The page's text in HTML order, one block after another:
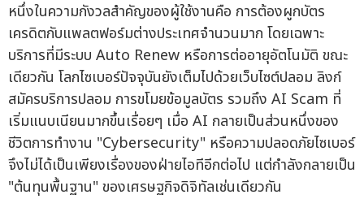
หนึ่งในความกังวลสำคัญของผู้ใช้งานคือ การต้องผูกบัตร
เครดิตกับแพลตฟอร์มต่างประเทศจำนวนมาก โดยเฉพาะ
บริการที่มีระบบ Auto Renew หรือการต่ออายุอัตโนมัติ ขณะ
เดียวกัน โลกไซเบอร์ปัจจุบันยังเต็มไปด้วยเว็บไซต์ปลอม ลิงก์
สมัครบริการปลอม การขโมยข้อมูลบัตร รวมถึง AI Scam ที่
เริ่มแนบเนียนมากขึ้นเรื่อยๆ เมื่อ AI กลายเป็นส่วนหนึ่งของ
ชีวิตการทำงาน "Cybersecurity" หรือความปลอดภัยไซเบอร์
จึงไม่ได้เป็นเพียงเรื่องของฝ่ายไอทีอีกต่อไป แต่กำลังกลายเป็น
"ต้นทุนพื้นฐาน" ของเศรษฐกิจดิจิทัลเช่นเดียวกัน